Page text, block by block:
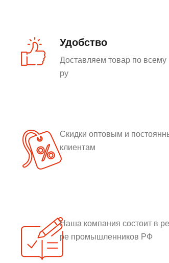
Удобство
Доставляем товар по всему
ру
Скидки оптовым и
клиентам
Наша компания состоит в
ре промышленников РФ